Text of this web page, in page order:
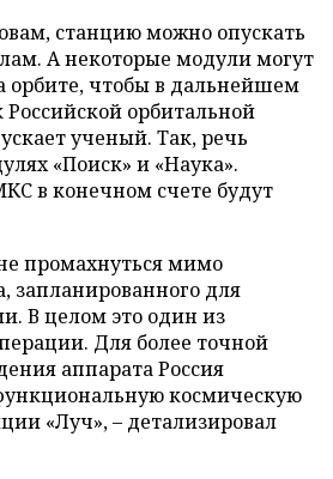
станцию можно опускать
А некоторые модули могут
орбите, чтобы в дальнейшем
орбитальной
ученый. Так, речь
«Поиск» и «Наука».
в конечном счете будут
промахнуться мимо
запланированного для
В целом это один из
Для более точной
аппарата Россия
космическую
«Луч», – детализировал